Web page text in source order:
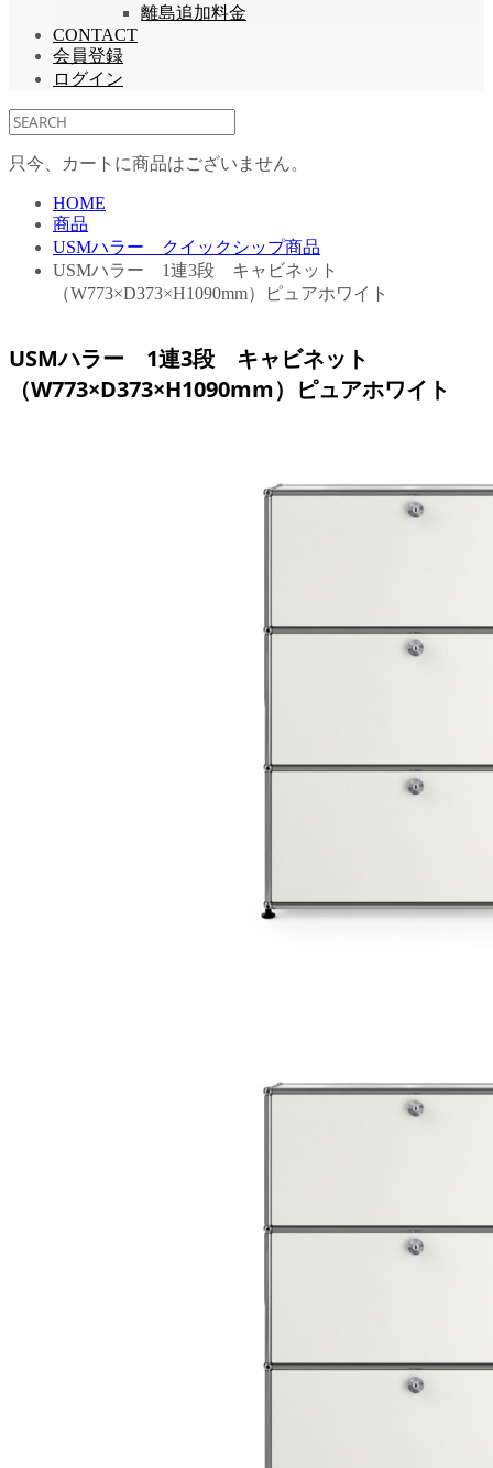
離島追加料金
CONTACT
会員登録
ログイン
只今、カートに商品はございません。
HOME
商品
USMハラー クイックシップ商品
USMハラー 1連3段 キャビネット
（W773×D373×H1090mm）ピュアホワイト
USMハラー 1連3段 キャビネット
（W773×D373×H1090mm）ピュアホワイト